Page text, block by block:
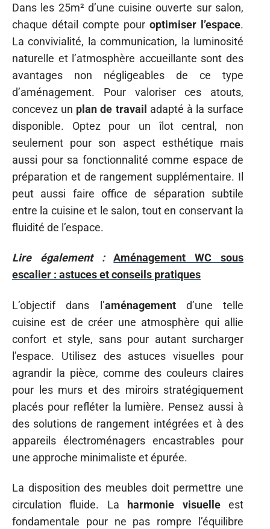
Dans les 25m² d’une cuisine ouverte sur salon,
chaque détail compte pour optimiser l’espace.
La convivialité, la communication, la luminosité
naturelle et l’atmosphère accueillante sont des
avantages non négligeables de ce type
d’aménagement. Pour valoriser ces atouts,
concevez un plan de travail adapté à la surface
disponible. Optez pour un îlot central, non
seulement pour son aspect esthétique mais
aussi pour sa fonctionnalité comme espace de
préparation et de rangement supplémentaire. Il
peut aussi faire office de séparation subtile
entre la cuisine et le salon, tout en conservant la
fluidité de l’espace.
Lire également :
Aménagement WC sous
escalier : astuces et conseils pratiques
L’objectif dans l’aménagementd’une telle
cuisine est de créer une atmosphère qui allie
confort et style, sans pour autant surcharger
l’espace. Utilisez des astuces visuelles pour
agrandir la pièce, comme des couleurs claires
pour les murs et des miroirs stratégiquement
placés pour refléter la lumière. Pensez aussi à
des solutions de rangement intégrées et à des
appareils électroménagers encastrables pour
une approche minimaliste et épurée.
La disposition des meubles doit permettre une
circulation fluide. La
harmonie visuelleest
fondamentale pour ne pas rompre l’équilibre